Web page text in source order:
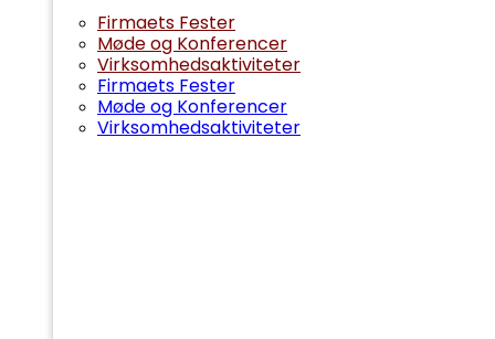
Firmaets Fester
Møde og Konferencer
Virksomhedsaktiviteter
Firmaets Fester
Møde og Konferencer
Virksomhedsaktiviteter